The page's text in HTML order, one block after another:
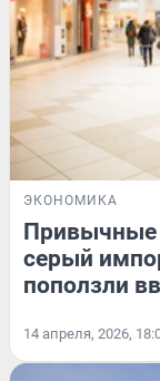
ЭКОНОМИКА
Привычные
серый
поползли
14 апреля, 2026,